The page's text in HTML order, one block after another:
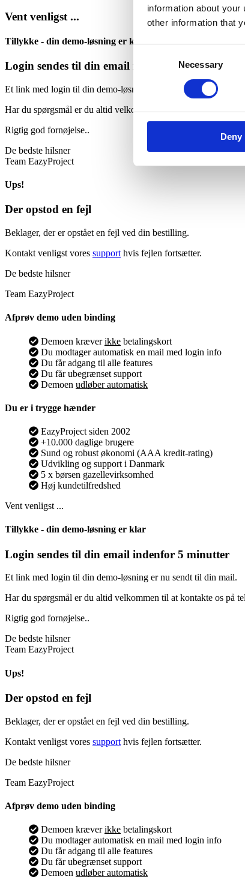
information about
other information that
Selection
Necessary
Deny
Vent venligst ...
Tillykke - din demo-løsning er klar
Login sendes til din email indenfor 5 minutter
Et link med login til din demo-løsning er nu sendt til din mail.
Har du spørgsmål er du altid velkommen til at kontakte os på
Rigtig god fornøjelse..
De bedste hilsner
Team EazyProject
Ups!
Der opstod en fejl
Beklager, der er opstået en fejl ved din bestilling.
Kontakt venligst vores support hvis fejlen fortsætter.
De bedste hilsner
Team EazyProject
Afprøv demo uden binding
Demoen kræverikke betalingskort
Du modtager automatisk en mail med login info
Du får adgang til alle features
Du får ubegrænset support
Demoen udløber automatisk
Du er i trygge hænder
EazyProject siden 2002
+10.000 daglige brugere
Sund og robust økonomi (AAA kredit-rating)
Udvikling og support i Danmark
5 x børsen gazellevirksomhed
Høj kundetilfredshed
Vent venligst ...
Tillykke - din demo-løsning er klar
Login sendes til din email indenfor 5 minutter
Et link med login til din demo-løsning er nu sendt til din mail.
Har du spørgsmål er du altid velkommen til at kontakte os på
Rigtig god fornøjelse..
De bedste hilsner
Team EazyProject
Ups!
Der opstod en fejl
Beklager, der er opstået en fejl ved din bestilling.
Kontakt venligst vores support hvis fejlen fortsætter.
De bedste hilsner
Team EazyProject
Afprøv demo uden binding
Demoen kræverikke betalingskort
Du modtager automatisk en mail med login info
Du får adgang til alle features
Du får ubegrænset support
Demoen udløber automatisk